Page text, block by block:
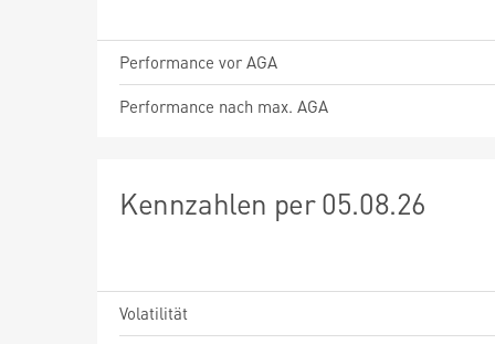
Performance vor AGA
Performance nach max. AGA
Kennzahlen per 05.08.26
Volatilität